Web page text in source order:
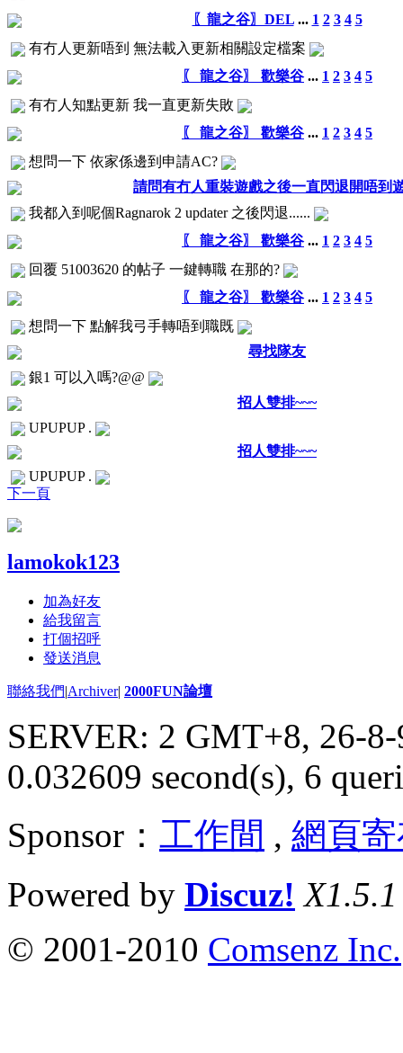
〖龍之谷〗DEL ... 1 2 3 4 5
有冇人更新唔到 無法載入更新相關設定檔案
〖 龍之谷〗 歡樂谷 ... 1 2 3 4 5
有冇人知點更新 我一直更新失敗
〖 龍之谷〗 歡樂谷 ... 1 2 3 4 5
想問一下 依家係邊到申請AC?
請問有冇人重裝遊戲之後一直閃退開唔到
我都入到呢個Ragnarok 2 updater 之後閃退......
〖 龍之谷〗 歡樂谷 ... 1 2 3 4 5
回覆 51003620 的帖子 一鍵轉職 在那的?
〖 龍之谷〗 歡樂谷 ... 1 2 3 4 5
想問一下 點解我弓手轉唔到職既
尋找隊友
銀1 可以入嗎?@@
招人雙排~~~
UPUPUP .
招人雙排~~~
UPUPUP .
下一頁
lamokok123
加為好友
給我留言
打個招呼
發送消息
聯絡我們|Archiver| 2000FUN論壇
SERVER: 2 GMT+8, 26-
0.032609 second(s), 6
Sponsor： 工作間 , 網頁
Powered by Discuz! X1.5.1
© 2001-2010 Comsenz Inc.